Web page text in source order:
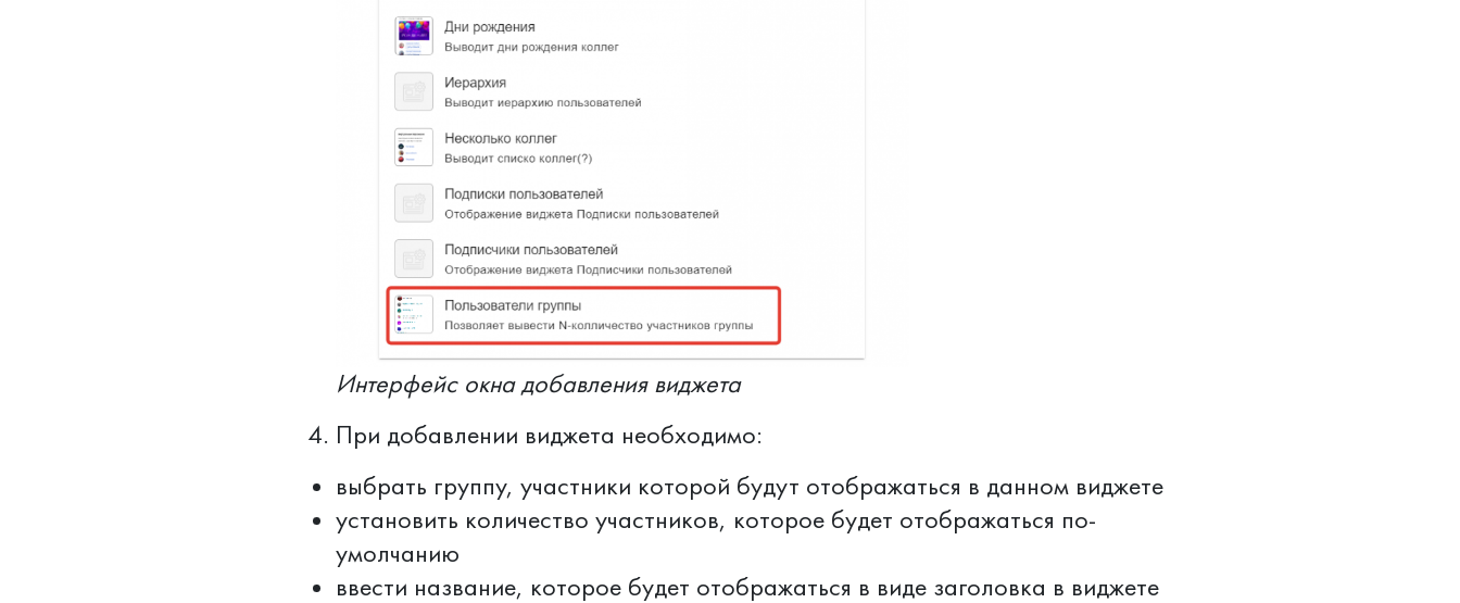
Интерфейс окна добавления виджета
При добавлении виджета необходимо:
выбрать группу, участники которой будут отображаться в данном виджете
установить количество участников, которое будет отображаться по-
умолчанию
ввести название, которое будет отображаться в виде заголовка в виджете